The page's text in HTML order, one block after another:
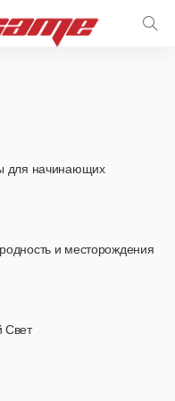
для начинающих
и месторождения
Свет